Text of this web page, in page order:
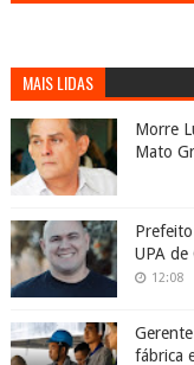
MAIS LIDAS
Morre
Mato
UPA de
12:08
fábrica